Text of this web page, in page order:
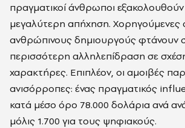
πραγματικοί άνθρωποι
μεγαλύτερη απήχηση. Χορηγούμενες
ανθρώπινους δημιουργούς φτάνουν
περισσότερη αλληλεπίδραση σε
χαρακτήρες. Επιπλέον, οι αμοιβές
ανισόρροπες: ένας πραγματικός
κατά μέσο όρο 78.000 δολάρια ανά
μόλις 1.700 για τους ψηφιακούς.